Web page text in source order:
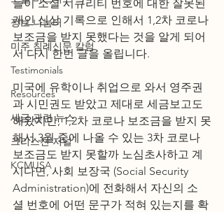
정보 나눔터
미주 침례신문 칼럼
Testimonials
Resources
세금 관련 뉴스
크리스천 저널
KCMUSA
들이 소셜 시큐리티 번호에 대한 잘못된
개인 신상 기록으로 인해서 1,2차 코로나
보조금을 받지 못했다는 것을 알게 되어
서 다시 한번 글을 올립니다.
미국에 유학이나 취업으로 와서 영주권
과 시민권도 받았고 제대로 세금보고도
해왔지만, 1,2차 코로나 보조금을 받지 못
해서 3월 중에 나올 수 있는 3차 코로나
보조금도 받지 못할까 노심초사하고 계
시다면, 사회 보장국 (Social Security
Administration)에 전화해서 자신의 소
셜 번호에 어떤 문구가 적혀 있는지를 확